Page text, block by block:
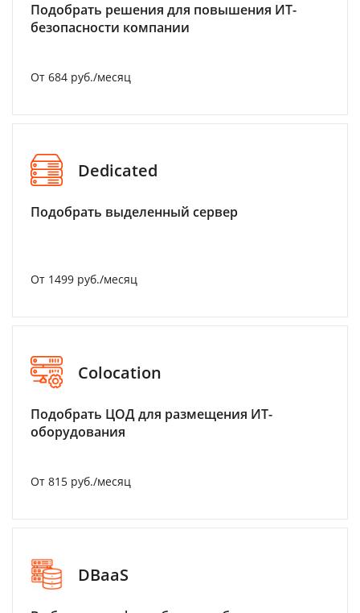
Подобрать решения для повышения ИТ-
безопасности компании
От 684 руб./месяц
Dedicated
Подобрать выделенный сервер
От 1499 руб./месяц
Colocation
Подобрать ЦОД для размещения ИТ-
оборудования
От 815 руб./месяц
DBaaS